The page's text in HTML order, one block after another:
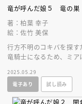
竜が呼んだ娘５ 竜の巣
著：柏葉 幸子
絵：佐竹 美保
行方不明のコキバを探す
竜騎士になるため、ミア
ハイファンタジー第５巻！
2025.05.29
電子あり
試し読み